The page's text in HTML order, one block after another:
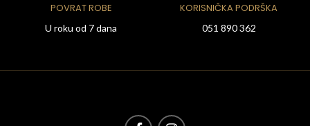
POVRAT ROBE
U roku od 7 dana
KORISNIČKA PODRŠKA
051 890 362